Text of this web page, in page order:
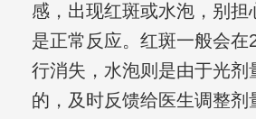
感，出现红斑或水泡，别担
是正常反应。红斑一般会在
行消失，水泡则是由于光剂
的，及时反馈给医生调整剂